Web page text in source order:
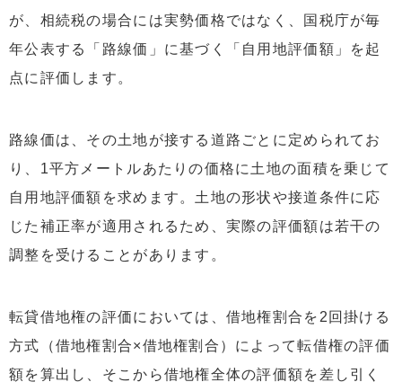
が、相続税の場合には実勢価格ではなく、国税庁が毎
年公表する「路線価」に基づく「自用地評価額」を起
点に評価します。
路線価は、その土地が接する道路ごとに定められてお
り、1平方メートルあたりの価格に土地の面積を乗じて
自用地評価額を求めます。土地の形状や接道条件に応
じた補正率が適用されるため、実際の評価額は若干の
調整を受けることがあります。
転貸借地権の評価においては、借地権割合を2回掛ける
方式（借地権割合×借地権割合）によって転借権の評価
額を算出し、そこから借地権全体の評価額を差し引く